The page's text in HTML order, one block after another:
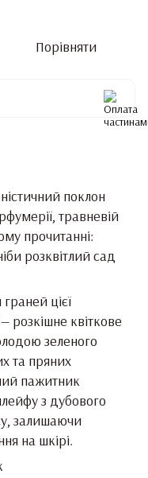
Порівняти
поклон
травневій
прочитанні:
розквітлий сад
цієї
розкішне квіткове
зеленого
та пряних
пажитник
з дубового
залишаючи
на шкірі.